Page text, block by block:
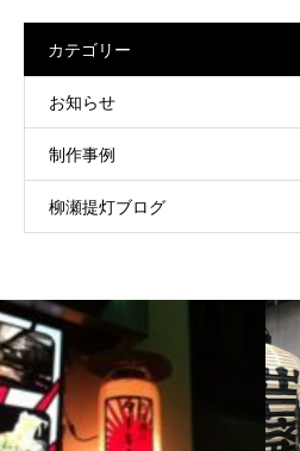
カテゴリー
お知らせ
制作事例
柳瀬提灯ブログ